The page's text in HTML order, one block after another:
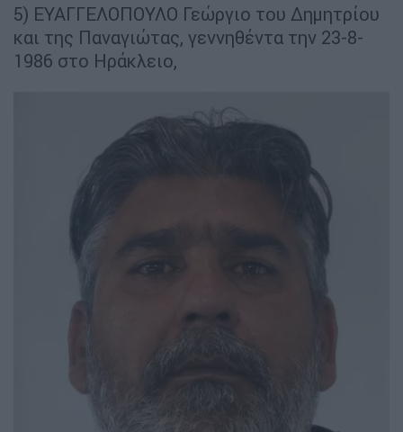
5) ΕΥΑΓΓΕΛΟΠΟΥΛΟ Γεώργιο του Δημητρίου
και της Παναγιώτας, γεννηθέντα την 23-8-
1986 στο Ηράκλειο,